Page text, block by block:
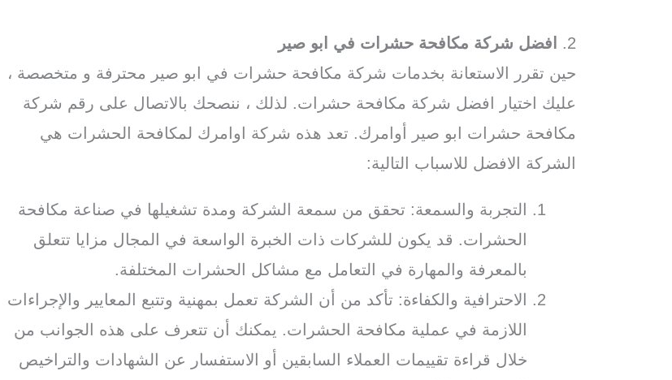
2.
افضل شركة مكافحة حشرات في ابو صير
حين تقرر الاستعانة بخدمات شركة مكافحة حشرات في ابو صير محترفة و متخصصة ،
عليك اختيار افضل شركة مكافحة حشرات. لذلك ، ننصحك بالاتصال على رقم شركة
مكافحة حشرات ابو صير أوامرك. تعد هذه شركة اوامرك لمكافحة الحشرات هي
الشركة الافضل للاسباب التالية:
التجربة والسمعة: تحقق من سمعة الشركة ومدة تشغيلها في صناعة مكافحة
الحشرات. قد يكون للشركات ذات الخبرة الواسعة في المجال مزايا تتعلق
بالمعرفة والمهارة في التعامل مع مشاكل الحشرات المختلفة.
الاحترافية والكفاءة: تأكد من أن الشركة تعمل بمهنية وتتبع المعايير والإجراءات
اللازمة في عملية مكافحة الحشرات. يمكنك أن تتعرف على هذه الجوانب من
خلال قراءة تقييمات العملاء السابقين أو الاستفسار عن الشهادات والتراخيص